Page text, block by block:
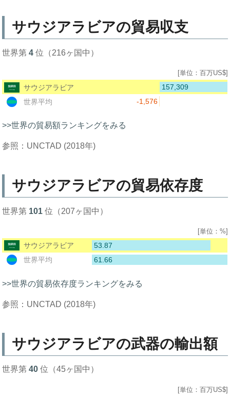
サウジアラビアの貿易収支
世界第4 位（216ヶ国中）
[単位：百万US$]
サウジアラビア
157,309
世界平均
-1,576
>>世界の貿易額ランキングをみる
参照：UNCTAD (2018年)
サウジアラビアの貿易依存度
世界第 101 位（207ヶ国中）
[単位：%]
サウジアラビア
53.87
世界平均
61.66
>>世界の貿易依存度ランキングをみる
参照：UNCTAD (2018年)
サウジアラビアの武器の輸出額
世界第40 位（45ヶ国中）
[単位：百万US$]